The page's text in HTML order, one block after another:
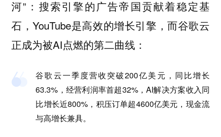
河”：搜索引擎的广告帝国贡献着稳定基
石，YouTube是高效的增长引擎，而谷歌云
正成为被AI点燃的第二曲线：
谷歌云一季度营收突破200亿美元，同比增长
63.3%，经营利润率首超32%，AI解决方案收入同
比增长近800%，积压订单超4600亿美元，现金流
与高增长兼具。